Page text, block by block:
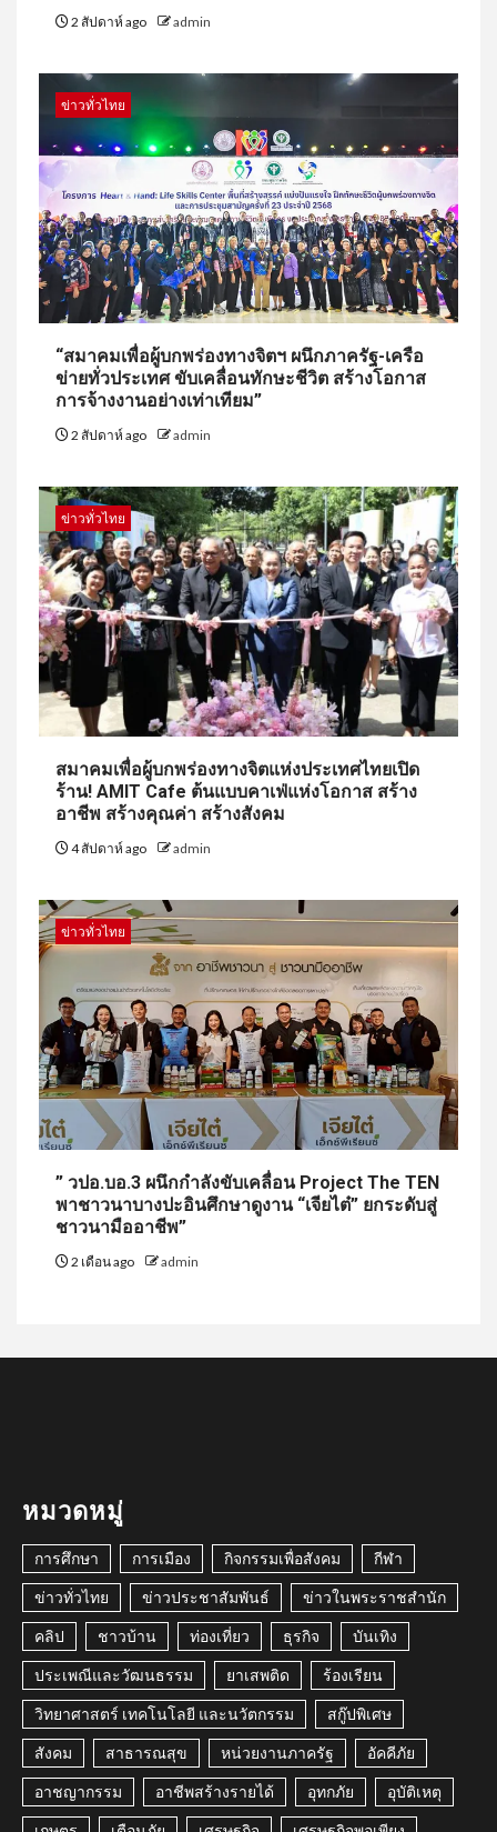
2 สัปดาห์ ago admin
ข่าวทั่วไทย
“สมาคมเพื่อผู้บกพร่องทางจิตฯ ผนึกภาครัฐ-เครือ
ข่ายทั่วประเทศ ขับเคลื่อนทักษะชีวิต สร้างโอกาส
การจ้างงานอย่างเท่าเทียม”
2 สัปดาห์ ago admin
ข่าวทั่วไทย
สมาคมเพื่อผู้บกพร่องทางจิตแห่งประเทศไทยเปิด
ร้าน! AMIT Cafe ต้นแบบคาเฟ่แห่งโอกาส สร้าง
อาชีพ สร้างคุณค่า สร้างสังคม
4 สัปดาห์ ago admin
ข่าวทั่วไทย
” วปอ.บอ.3 ผนึกกำลังขับเคลื่อน Project The TEN
พาชาวนาบางปะอินศึกษาดูงาน “เจียไต๋” ยกระดับสู่
ชาวนามืออาชีพ”
2 เดือน ago admin
หมวดหมู่
การศึกษา การเมือง กิจกรรมเพื่อสังคม กีฬา
ข่าวทั่วไทย ข่าวประชาสัมพันธ์ ข่าวในพระราชสำนัก
คลิป ชาวบ้าน ท่องเที่ยว ธุรกิจ บันเทิง
ประเพณีและวัฒนธรรม ยาเสพติด ร้องเรียน
วิทยาศาสตร์ เทคโนโลยี และนวัตกรรม สกู๊ปพิเศษ
สังคม สาธารณสุข หน่วยงานภาครัฐ อัคคีภัย
อาชญากรรม อาชีพสร้างรายได้ อุทกภัย อุบัติเหตุ